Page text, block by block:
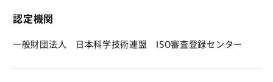
認定機関
一般財団法人 日本科学技術連盟 ISO審査登録センター